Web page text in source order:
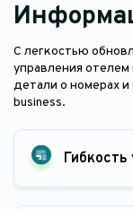
С легкостью
управления
детали о номерах и
business.